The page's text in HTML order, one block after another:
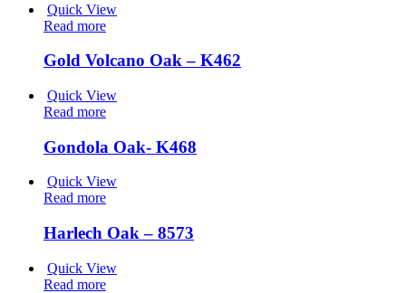
Quick View
Read more
Gold Volcano Oak – K462
Quick View
Read more
Gondola Oak- K468
Quick View
Read more
Harlech Oak – 8573
Quick View
Read more